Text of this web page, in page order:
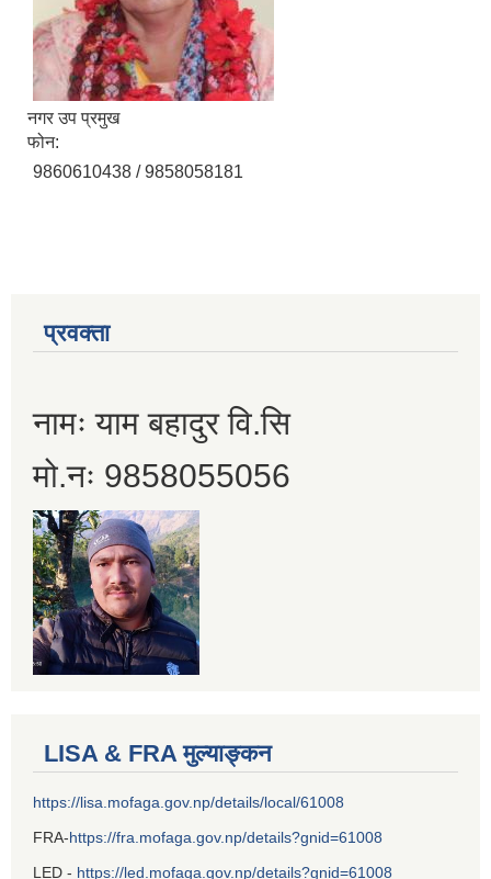
नगर उप प्रमुख
फोन:
9860610438 / 9858058181
प्रवक्ता
नामः याम बहादुर वि.सि
मो.नः 9858055056
LISA & FRA मुल्याङ्कन
https://lisa.mofaga.gov.np/details/local/61008
FRA-https://fra.mofaga.gov.np/details?gnid=61008
LED - https://led.mofaga.gov.np/details?gnid=61008